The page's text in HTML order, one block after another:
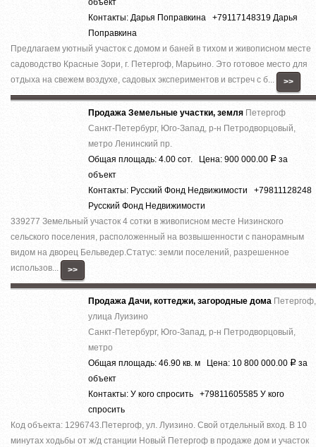
Контакты: Дарья Поправкина +79117148319 Дарья
Поправкина
Предлагаем уютный участок с домом и баней в тихом и живописном месте
садоводство Красные Зори, г. Петергоф, Марьино. Это готовое место для
отдыха на свежем воздухе, садовых экспериментов и встреч с б...
>>
Продажа Земельные участки, земля Петергоф
Санкт-Петербург, Юго-Запад, р-н Петродворцовый,
метро Ленинский пр.
Общая площадь: 4.00 сот. Цена: 900 000.00 Р за
объект
Контакты: Русский Фонд Недвижимости +79811128248
Русский Фонд Недвижимости
339277 Земельный участок 4 сотки в живописном месте Низинского
сельского поселения, расположенный на возвышенности с панорамным
видом на дворец Бельведер.Статус: земли поселений, разрешенное
использов...
>>
Продажа Дачи, коттеджи, загородные дома Петергоф,
улица Луизино
Санкт-Петербург, Юго-Запад, р-н Петродворцовый,
метро
Общая площадь: 46.90 кв. м Цена: 10 800 000.00 Р за
объект
Контакты: У кого спросить +79811605585 У кого
спросить
Код объекта: 1296743.Петергоф, ул. Луизино. Свой отдельный вход. В 10
минутах ходьбы от ж/д станции Новый Петергоф в продаже дом и участок